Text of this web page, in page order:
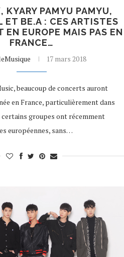
KYARY PAMYU PAMYU,
ET BE.A : CES ARTISTES
EN EUROPE MAIS PAS EN
FRANCE…
17 mars 2018
beaucoup de concerts auront
en France, particulièrement dans
groupes ont récemment
européennes, sans…